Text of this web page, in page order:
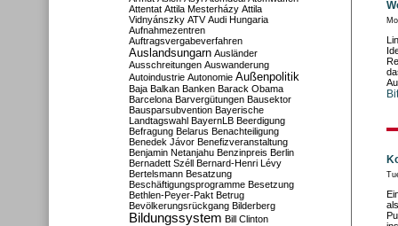
Attentat Attila Mesterházy Attila
Vidnyánszky ATV Audi Hungaria
Aufnahmezentren
Auftragsvergabeverfahren
Auslandsungarn Ausländer
Ausschreitungen Auswanderung
Autoindustrie Autonomie Außenpolitik
Baja Balkan Banken Barack Obama
Barcelona Barvergütungen Bausektor
Bausparsubvention Bayerische
Landtagswahl BayernLB Beerdigung
Befragung Belarus Benachteiligung
Benedek Jávor Benefizveranstaltung
Benjamin Netanjahu Benzinpreis Berlin
Bernadett Széll Bernard-Henri Lévy
Bertelsmann Besatzung
Beschäftigungsprogramme Besetzung
Bethlen-Peyer-Pakt Betrug
Bevölkerungsrückgang Bilderberg
Bildungssystem Bill Clinton